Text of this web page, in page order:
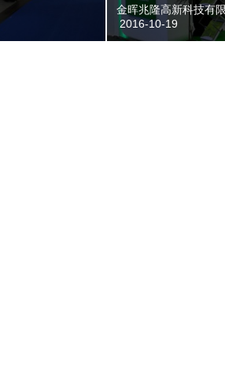
金晖兆隆高新科技有
2016-10-19